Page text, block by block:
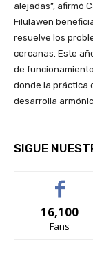
alejadas”, afirmó
Filulawen
resuelve los
cercanas. Este
de
donde la práctica
desarrolla
SIGUE
16,100
Fans